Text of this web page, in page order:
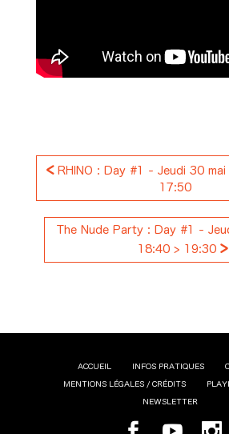
<RHINO : Day #1 - Jeudi 30
17:50
The Nude Party : Day #1 -
18:40 > 19:30>
ACCUEIL INFOS PRATIQUES
MENTIONS LÉGALES / CRÉDITS
NEWSLETTER